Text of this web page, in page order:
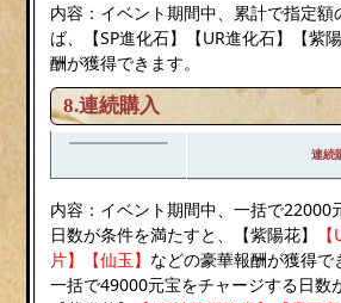
内容：イベント期間中、累計で指定額
ば、【SP進化石】【UR進化石】【紫
酬が獲得できます。
8.連続購入
連続
内容：イベント期間中、一括で22000
日数が条件を満たすと、【紫陽花】
片】【仙玉】 などの豪華報酬が獲得で
一括で49000元宝をチャージする日数